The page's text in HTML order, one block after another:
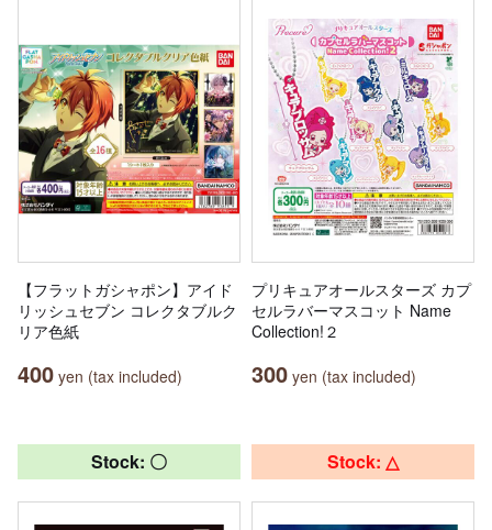
【フラットガシャポン】アイド
リッシュセブン コレクタブルク
リア色紙
400 yen (tax included)
プリキュアオールスターズ カプ
セルラバーマスコット Name
Collection!２
300 yen (tax included)
Stock: 〇 Stock: △